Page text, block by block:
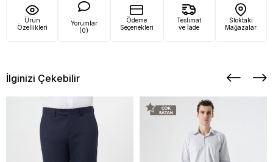
Ürün
Özellikleri
Yorumlar
(0)
Ödeme
Seçenekleri
Teslimat
ve İade
Stoktaki
Mağazalar
İlginizi Çekebilir